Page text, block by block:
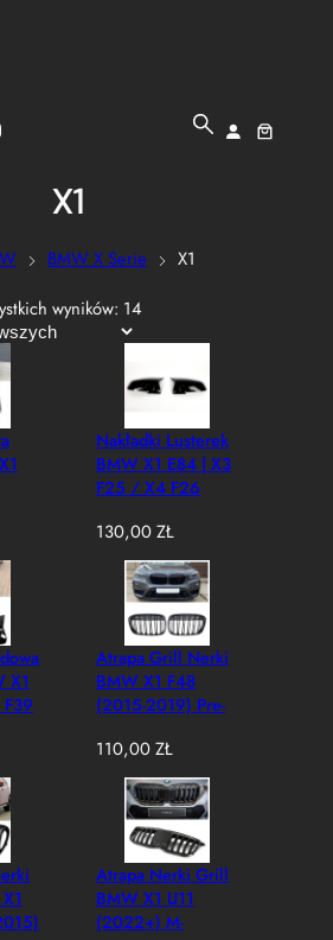
X1
BMW X Serie
X1
wyników: 14P
o
r
t
o
w
a
n
e
w
e
d
ł
u
g
n
j
n
o
w
s
z
y
c
Nakładki Lusterek
BMW X1 E84 | X3
F25 / X4 F26
Style Czarny
Połysk
130,00ZŁ
X1
Atrapa Grill Nerki
BMW X1 F48
(2015-2019) Pre-
Połysk
110,00ZŁ
Atrapa Nerki Grill
BMW X1 U11
(2022+) M-